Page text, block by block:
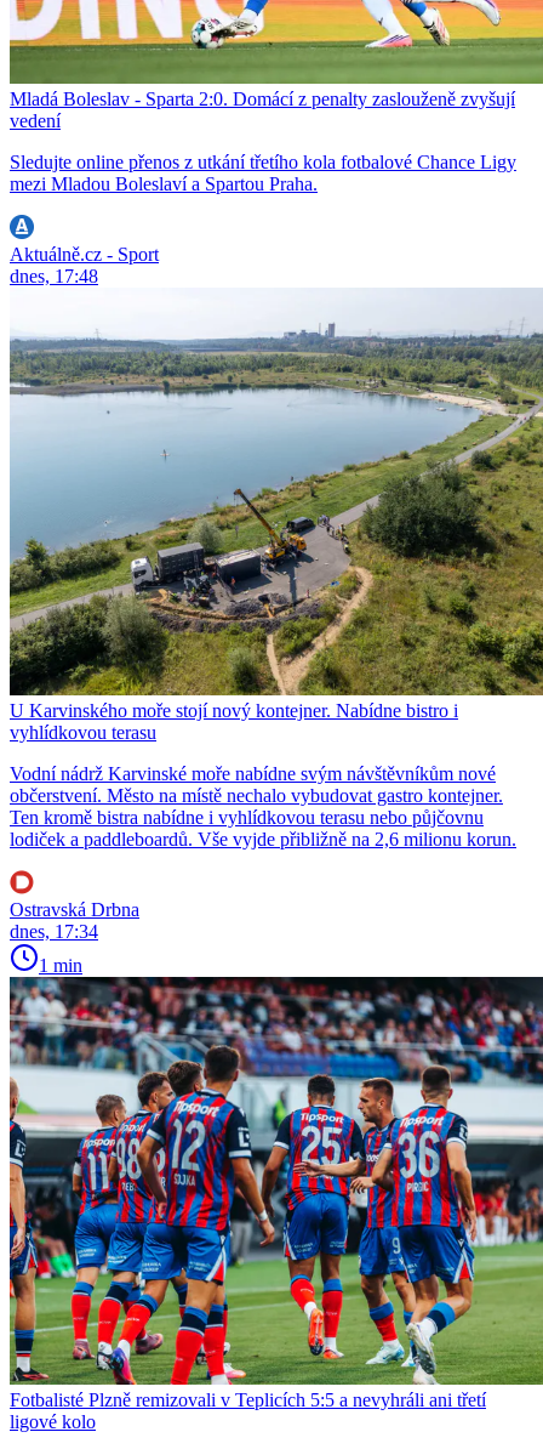
Mladá Boleslav - Sparta 2:0. Domácí z penalty zaslouženě zvyšují
vedení
Sledujte online přenos z utkání třetího kola fotbalové Chance Ligy
mezi Mladou Boleslaví a Spartou Praha.
Aktuálně.cz - Sport
dnes, 17:48
U Karvinského moře stojí nový kontejner. Nabídne bistro i
vyhlídkovou terasu
Vodní nádrž Karvinské moře nabídne svým návštěvníkům nové
občerstvení. Město na místě nechalo vybudovat gastro kontejner.
Ten kromě bistra nabídne i vyhlídkovou terasu nebo půjčovnu
lodiček a paddleboardů. Vše vyjde přibližně na 2,6 milionu korun.
Ostravská Drbna
dnes, 17:34
1 min
Fotbalisté Plzně remizovali v Teplicích 5:5 a nevyhráli ani třetí
ligové kolo